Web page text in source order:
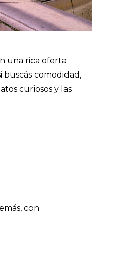
una rica oferta
buscás comodidad,
curiosos y las
con